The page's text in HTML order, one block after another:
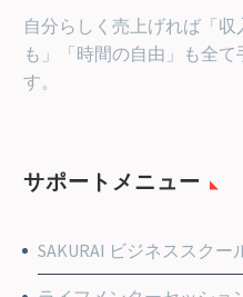
自分らしく売上げれば「
も」「時間の自由」も全
す。
サポートメニュー
SAKURAI ビジネススクー